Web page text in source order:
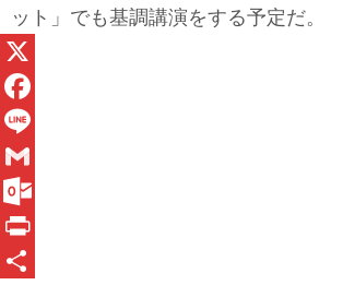
ット」でも基調講演をする予定だ。
X
F
a
c
e
b
L
n
e
G
m
a
O
uP